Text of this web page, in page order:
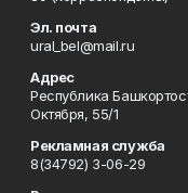
Эл. почта
ural_bel@mail.ru
Адрес
Республика
Октября, 55/1
Рекламная служба
8(34792) 3-06-29